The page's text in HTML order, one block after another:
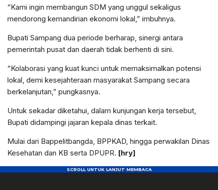
“Kami ingin membangun SDM yang unggul sekaligus
mendorong kemandirian ekonomi lokal,” imbuhnya.
Bupati Sampang dua periode berharap, sinergi antara
pemerintah pusat dan daerah tidak berhenti di sini.
“Kolaborasi yang kuat kunci untuk memaksimalkan potensi
lokal, demi kesejahteraan masyarakat Sampang secara
berkelanjutan,” pungkasnya.
Untuk sekadar diketahui, dalam kunjungan kerja tersebut,
Bupati didampingi jajaran kepala dinas terkait.
Mulai dari Bappelitbangda, BPPKAD, hingga perwakilan Dinas
Kesehatan dan KB serta DPUPR. [hry]